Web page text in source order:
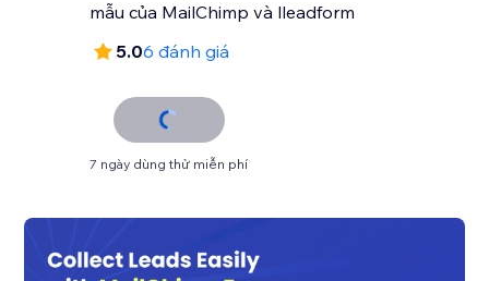
mẫu của MailChimp và lleadform
5.06 đánh giá
7 ngày dùng thử miễn phí